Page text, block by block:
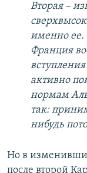
Вторая –
именно ее.
Франция
активно
нормам
так:
нибудь
Но в
после второй